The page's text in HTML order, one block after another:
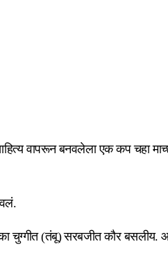
वापरून बनवलेला एक कप चहा
एका चुग्गीत (तंबू) सरबजीत कौर